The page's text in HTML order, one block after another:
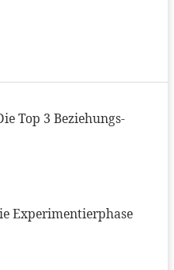
Top 3 Beziehungs-
Experimentierphase